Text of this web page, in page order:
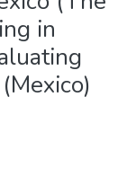
in